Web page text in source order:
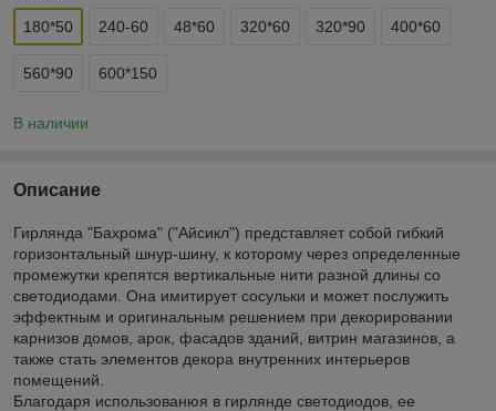
180*50 240-60 48*60 320*60 320*90 400*60
560*90 600*150
В наличии
Описание
Гирлянда "Бахрома" ("Айсикл") представляет собой гибкий
горизонтальный шнур-шину, к которому через определенные
промежутки крепятся вертикальные нити разной длины со
светодиодами. Она имитирует сосульки и может послужить
эффектным и оригинальным решением при декорировании
карнизов домов, арок, фасадов зданий, витрин магазинов, а
также стать элементов декора внутренних интерьеров
помещений.
Благодаря использованюя в гирлянде светодиодов, ее